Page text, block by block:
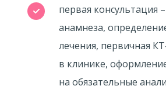
первая консультация
анамнеза,
лечения, первичная
в клинике,
на обязательные